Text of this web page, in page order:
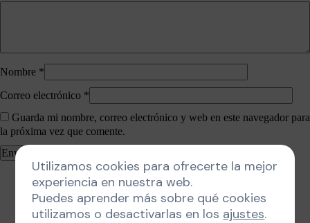
Nombre *
Correo electrónico *
Guarda mi nombre, correo electrónico y web en este navegador para
la próxima vez que comente.
Utilizamos cookies para ofrecerte la mejor
experiencia en nuestra web.
Puedes aprender más sobre qué cookies
utilizamos o desactivarlas en los ajustes.